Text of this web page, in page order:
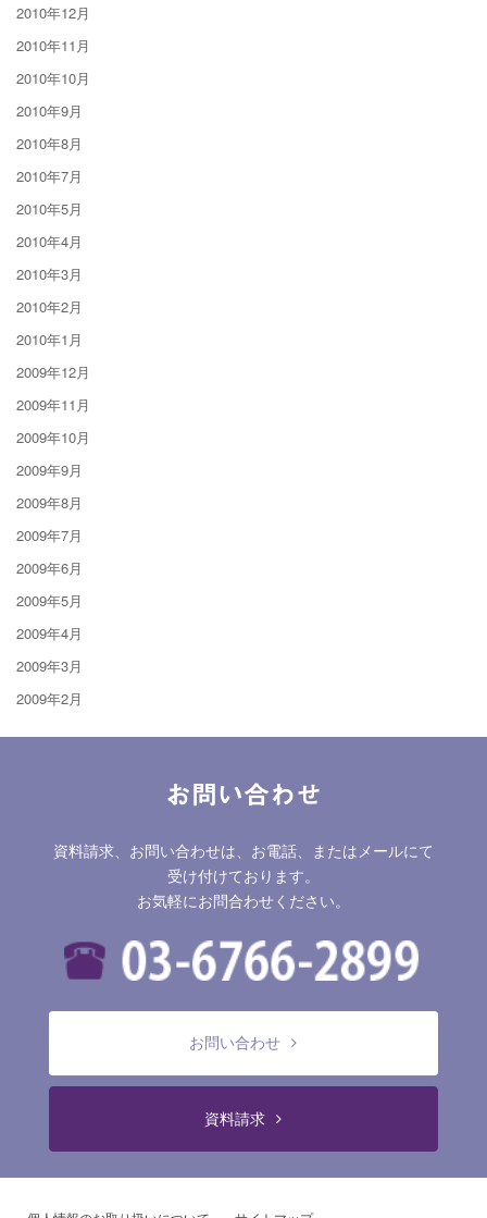
2010年12月
2010年11月
2010年10月
2010年9月
2010年8月
2010年7月
2010年5月
2010年4月
2010年3月
2010年2月
2010年1月
2009年12月
2009年11月
2009年10月
2009年9月
2009年8月
2009年7月
2009年6月
2009年5月
2009年4月
2009年3月
2009年2月
お問い合わせ
資料請求、お問い合わせは、お電話、またはメールにて
受け付けております。
お気軽にお問合わせください。
お問い合わせ
資料請求